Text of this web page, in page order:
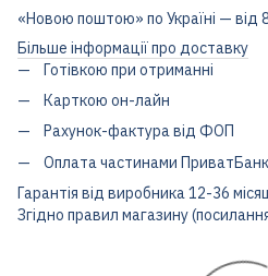
«Новою поштою» по Україні — від
Більше інформації про доставку
Готівкою при отриманні
Карткою он-лайн
Рахунок-фактура від ФОП
Оплата частинами
Гарантія від виробника 12-36
Згідно правил магазину